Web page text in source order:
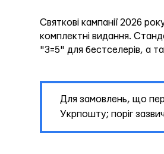
Святкові кампанії 2026
комплектні видання.
"3=5" для бестселерів, а
Для замовлень, що
Укрпошту; поріг